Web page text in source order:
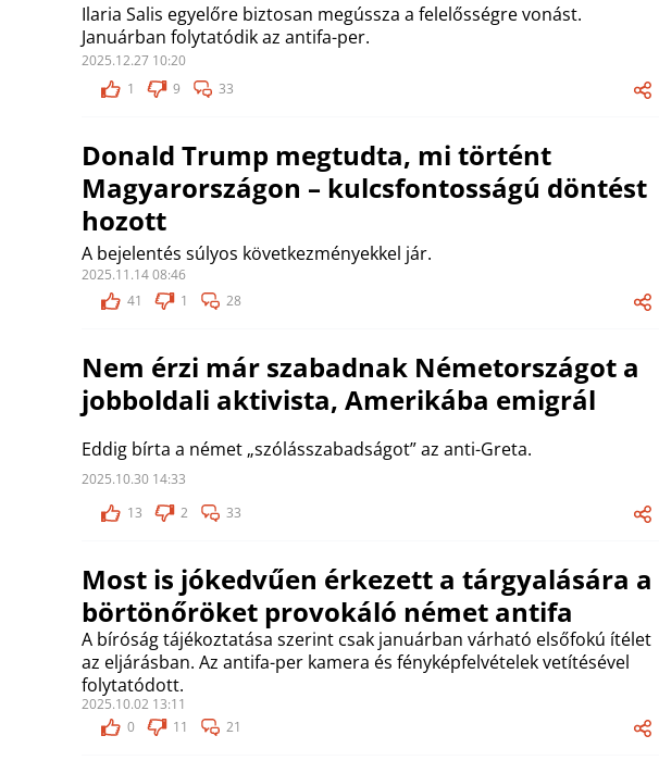
Ilaria Salis egyelőre biztosan megússza a felelősségre vonást.
Januárban folytatódik az antifa-per.
2025.12.27 10:20
1
9 33
Donald Trump megtudta, mi történt
Magyarországon – kulcsfontosságú döntést
hozott
A bejelentés súlyos következményekkel jár.
2025.11.14 08:46
41
1 28
Nem érzi már szabadnak Németországot a
jobboldali aktivista, Amerikába emigrál
Eddig bírta a német „szólásszabadságot” az anti-Greta.
2025.10.30 14:33
13
2 33
Most is jókedvűen érkezett a tárgyalására a
börtönőröket provokáló német antifa
A bíróság tájékoztatása szerint csak januárban várható elsőfokú ítélet
az eljárásban. Az antifa-per kamera és fényképfelvételek vetítésével
folytatódott.
2025.10.02 13:11
0
11 21